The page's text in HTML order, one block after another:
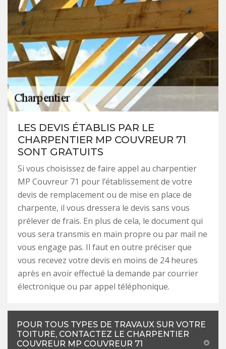
LES DEVIS ÉTABLIS PAR LE
CHARPENTIER MP COUVREUR 71
SONT GRATUITS
Si vous choisissez de faire appel au charpentier
MP Couvreur 71 pour l’établissement de votre
devis de remplacement ou de mise en place de
charpente, il vous dressera le devis sans vous
prélever de frais. En plus de cela, le document qui
vous sera transmis en main propre ou par mail ne
vous engage pas. Il faut en outre préciser que
vous recevez votre devis en moins de 24 heures
après en avoir effectué la demande par courrier
électronique ou par appel téléphonique.
POUR TOUS TYPES DE TRAVAUX SUR VOTRE
TOITURE, CONTACTEZ LE CHARPENTIER
COUVREUR MP COUVREUR 71